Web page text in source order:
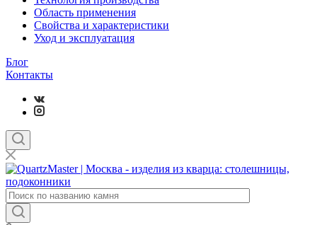
Область применения
Свойства и характеристики
Уход и эксплуатация
Блог
Контакты